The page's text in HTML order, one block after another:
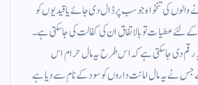
والوں کی تنخواہ جو سب پر ڈال دی جائے یا قیدیوں کو
لئے عطیات تو بالاتفاق ان کی کفالت کی جا سکتی ہے ۔
دی جاسکتی ہے کہ اس طرح یہ مال حرام اس
جس نے یہ مال امانت داروں کو سود کے نام سے دیا ہے